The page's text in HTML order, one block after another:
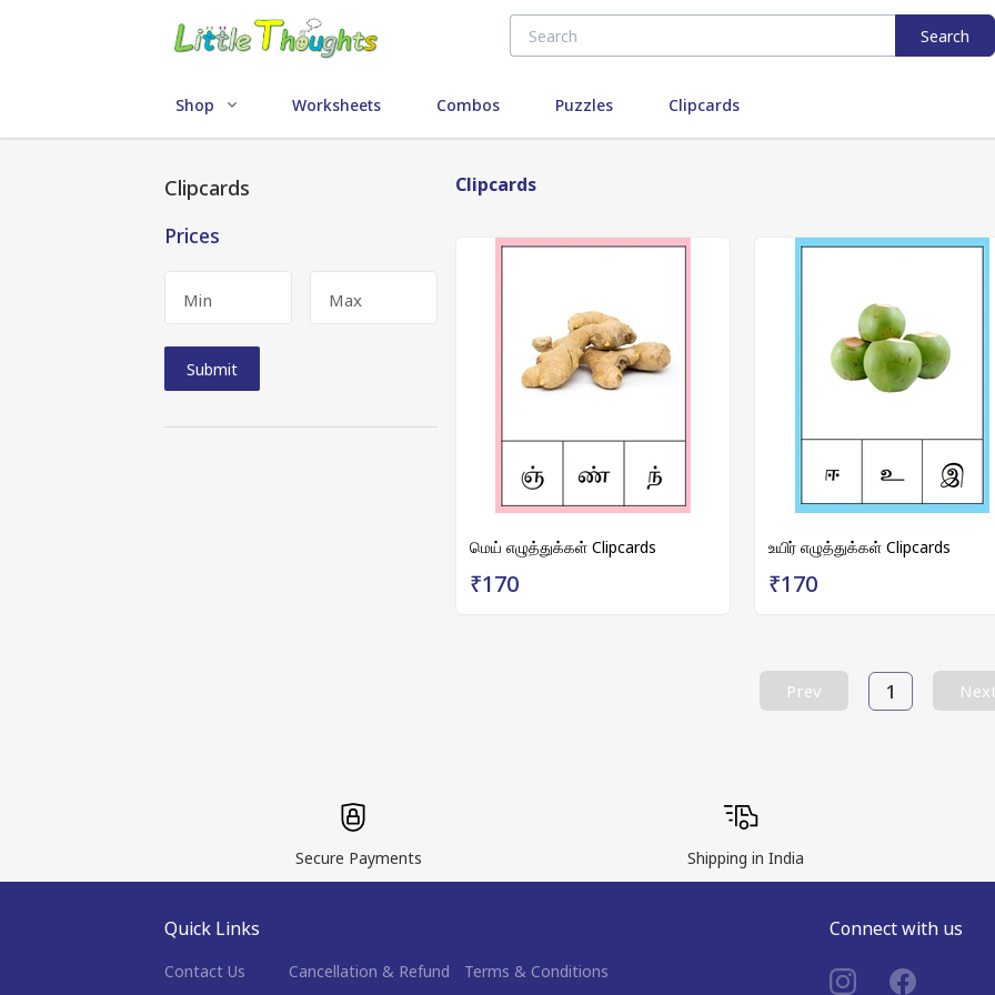
Search
Shop Worksheets Combos Puzzles Clipcards
Clipcards
Prices
Min Max
Submit
Clipcards
மெய் எழுத்துக்கள் Clipcards
₹170
உயிர் எழுத்துக்கள் Clipcards
₹170
Prev 1 Next
Secure Payments Shipping in India
Quick Links
Contact Us Cancellation & Refund
Terms & Conditions
Connect with us